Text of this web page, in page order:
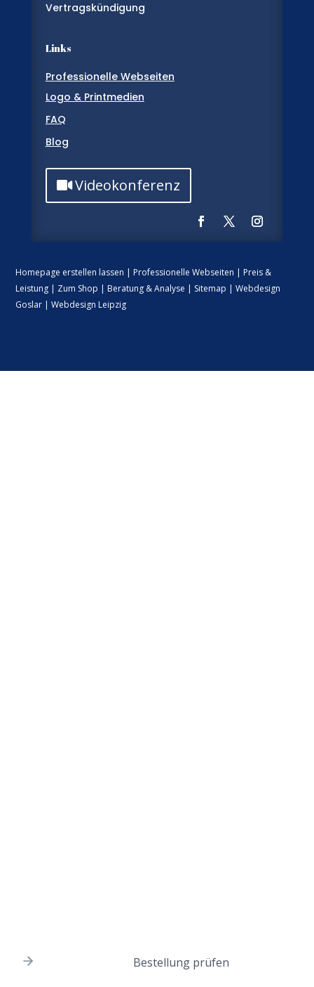
Vertragskündigung
Links
Professionelle Webseiten
Logo & Printmedien
FAQ
Blog
Videokonferenz
Homepage erstellen lassen | Professionelle Webseiten | Preis &
Leistung | Zum Shop | Beratung & Analyse | Sitemap | Webdesign
Goslar| Webdesign Leipzig
Bestellung prüfen